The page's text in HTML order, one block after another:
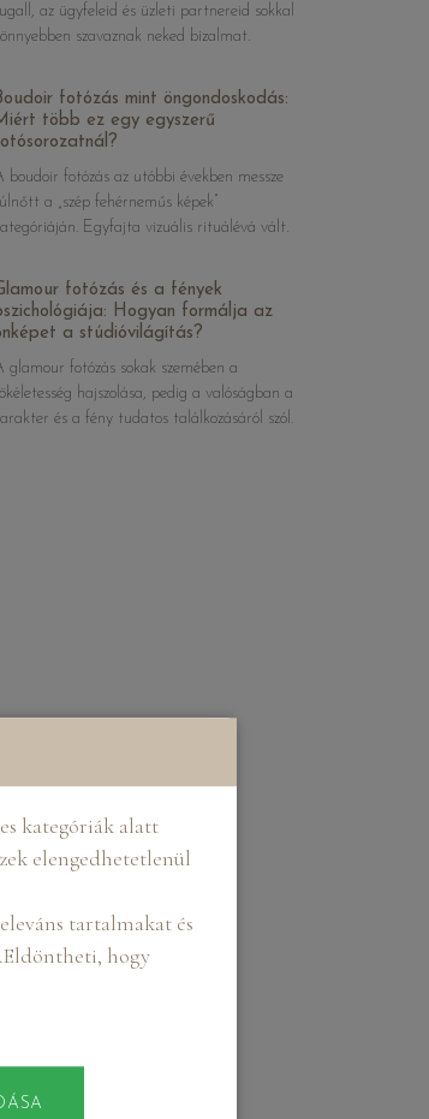
kategóriák alatt
elengedhetetlenül
tartalmakat és
hogy
az ügyfeleid és üzleti partnereid sokkal
szavaznak neked bizalmat.
fotózás mint öngondoskodás:
több ez egy egyszerű
boudoir fotózás az utóbbi években messze
a „szép fehérneműs képek”
Egyfajta vizuális rituálévá vált.
fotózás és a fények
Hogyan formálja az
a stúdióvilágítás?
glamour fotózás sokak szemében a
hajszolása, pedig a valóságban a
és a fény tudatos találkozásáról szól.